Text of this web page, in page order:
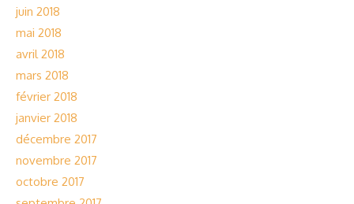
juin 2018
mai 2018
avril 2018
mars 2018
février 2018
janvier 2018
décembre 2017
novembre 2017
octobre 2017